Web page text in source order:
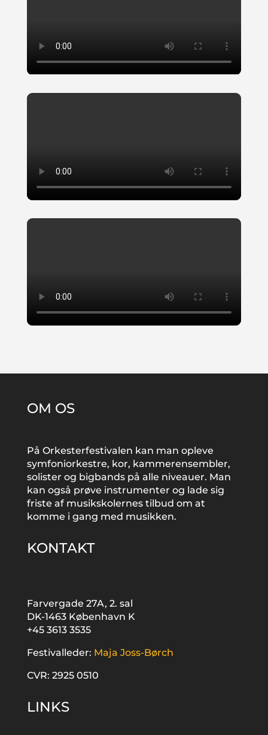
OM OS
På Orkesterfestivalen kan man opleve
symfoniorkestre, kor, kammerensembler,
solister og bigbands på alle niveauer. Man
kan også prøve instrumenter og lade sig
friste af musikskolernes tilbud om at
komme i gang med musikken.
KONTAKT
Farvergade 27A, 2. sal
DK-1463 København K
+45 3613 3535
Festivalleder: Maja Joss-Børch
CVR: 2925 0510
LINKS